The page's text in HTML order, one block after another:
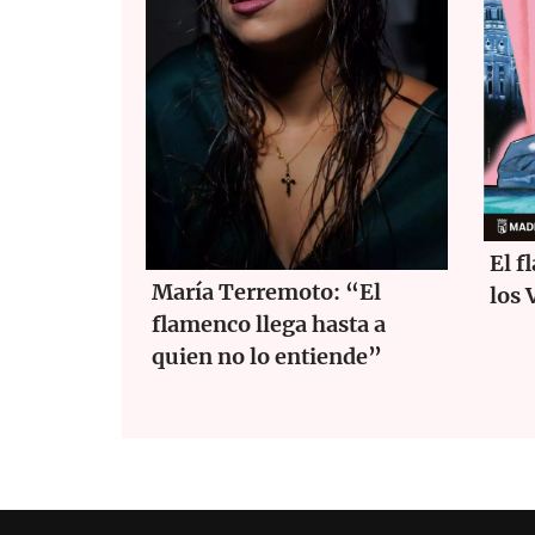
María Terremoto: “El
flamenco llega hasta a
quien no lo entiende”
El
los